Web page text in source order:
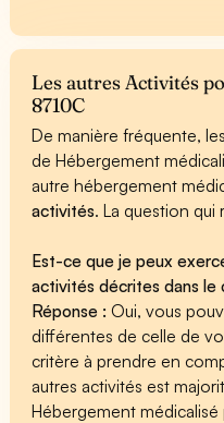
Les autres Activités
8710C
De manière fréquente,
de Hébergement
autre hébergement
activités. La question
Est-ce que je peux
activités décrites dans le
Réponse :Oui, vous
différentes de celle de
critère à prendre en
autres activités est
Hébergement